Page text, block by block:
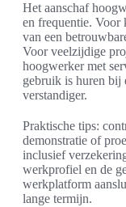
Het aanschaf
en frequentie. Voor
van een
Voor veelzijdige
hoogwerker met
gebruik is huren bij
verstandiger.
Praktische tips:
demonstratie of
inclusief
werkprofiel en de
werkplatform
lange termijn.